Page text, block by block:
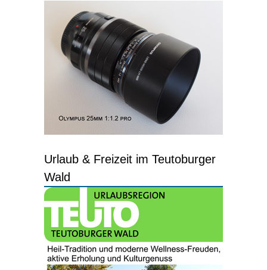
Urlaub & Freizeit im Teutoburger
Wald